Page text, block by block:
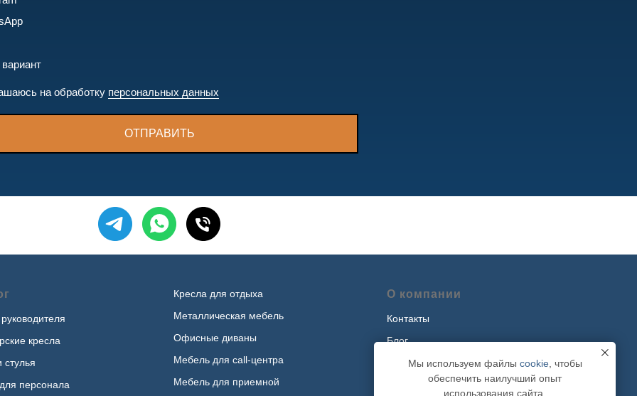
на обработку персональных данных
ОТПРАВИТЬ
Мы используем файлы cookie, чтобы
обеспечить наилучший опыт
использования сайта.
кресла
стулья
персонала
Кресла для отдыха
Металлическая мебель
Офисные диваны
Мебель для call-центра
Мебель для приемной
О компании
Контакты
Блог
Наши проекты
Политика обработки персональных